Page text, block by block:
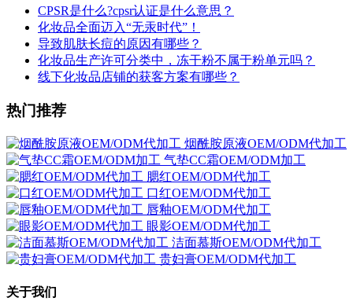
CPSR是什么?cpsr认证是什么意思？
化妆品全面迈入“无汞时代”！
导致肌肤长痘的原因有哪些？
化妆品生产许可分类中，冻干粉不属于粉单元吗？
线下化妆品店铺的获客方案有哪些？
热门推荐
烟酰胺原液OEM/ODM代加工
气垫CC霜OEM/ODM加工
腮红OEM/ODM代加工
口红OEM/ODM代加工
唇釉OEM/ODM代加工
眼影OEM/ODM代加工
洁面慕斯OEM/ODM代加工
贵妇膏OEM/ODM代加工
关于我们